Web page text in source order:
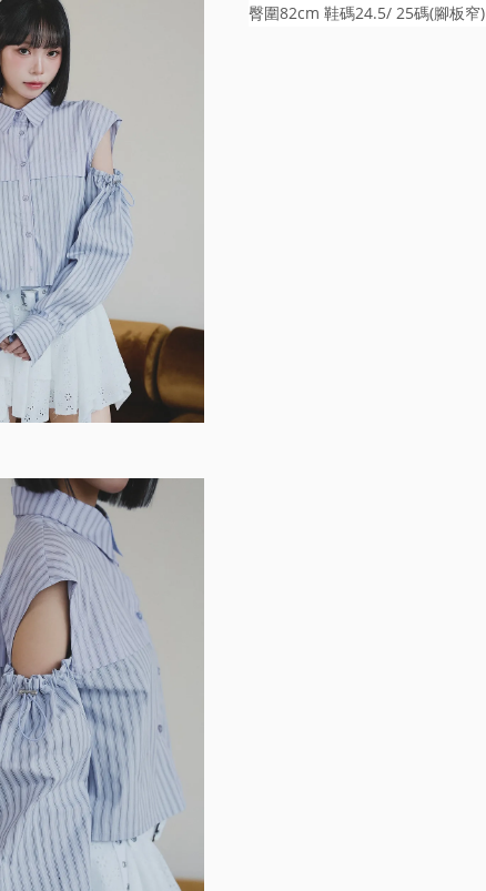
臀圍82cm 鞋碼24.5/ 25碼(腳板窄)